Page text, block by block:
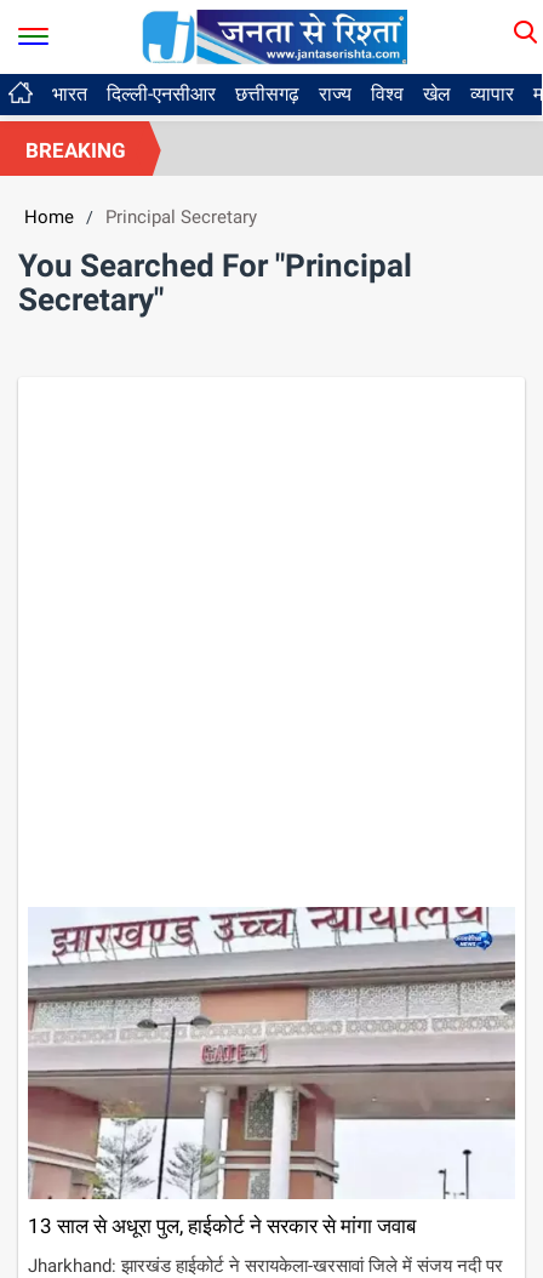
भारत दिल्ली-एनसीआर छत्तीसगढ़ राज्य विश्व खेल व्यापार
BREAKING
Home / Principal Secretary
You Searched For "Principal
Secretary"
13 साल से अधूरा पुल, हाईकोर्ट ने सरकार से मांगा जवाब
Jharkhand: झारखंड हाईकोर्ट ने सरायकेला-खरसावां जिले में संजय नदी पर